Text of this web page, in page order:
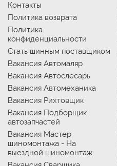
Контакты
Политика возврата
Политика
конфиденциальности
Стать шинным поставщиком
Вакансия Автомаляр
Вакансия Автослесарь
Вакансия Автомеханика
Вакансия Рихтовщик
Вакансия Подборщик
автозапчастей
Вакансия Мастер
шиномонтажа - На
выездной шиномонтаж